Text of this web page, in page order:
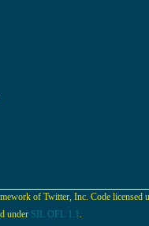
of Twitter, Inc. Code licensed
under SIL OFL 1.1 .